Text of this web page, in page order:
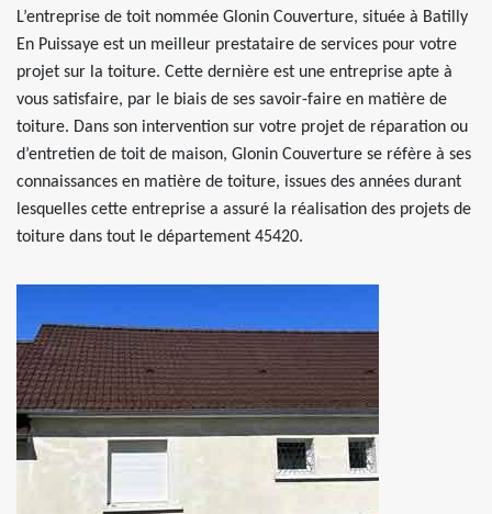
L’entreprise de toit nommée Glonin Couverture, située à Batilly
En Puissaye est un meilleur prestataire de services pour votre
projet sur la toiture. Cette dernière est une entreprise apte à
vous satisfaire, par le biais de ses savoir-faire en matière de
toiture. Dans son intervention sur votre projet de réparation ou
d’entretien de toit de maison, Glonin Couverture se réfère à ses
connaissances en matière de toiture, issues des années durant
lesquelles cette entreprise a assuré la réalisation des projets de
toiture dans tout le département 45420.